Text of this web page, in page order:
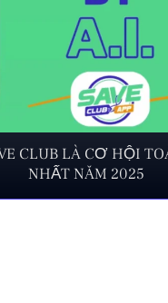
CLUB LÀ CƠ HỘI
NHẤT NĂM 2025